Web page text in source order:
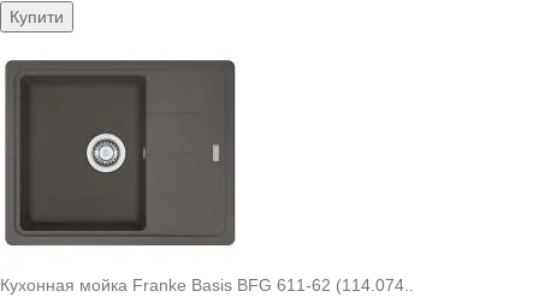
Купити
Кухонная мойка Franke Basis BFG 611-62 (114.074..